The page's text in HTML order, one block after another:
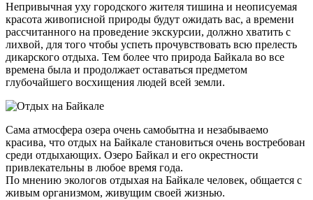
Непривычная уху городского жителя тишина и неописуемая
красота живописной природы будут ожидать вас, а времени
рассчитанного на проведение экскурсии, должно хватить с
лихвой, для того чтобы успеть прочувствовать всю прелесть
дикарского отдыха. Тем более что природа Байкала во все
времена была и продолжает оставаться предметом
глубочайшего восхищения людей всей земли.
Сама атмосфера озера очень самобытна и незабываемо
красива, что отдых на Байкале становиться очень востребован
среди отдыхающих. Озеро Байкал и его окрестности
привлекательны в любое время года.
По мнению экологов отдыхая на Байкале человек, общается с
живым организмом, живущим своей жизнью.